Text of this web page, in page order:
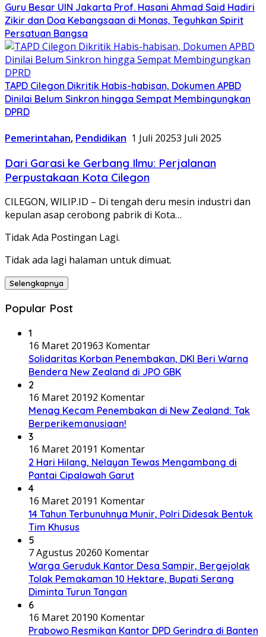
Guru Besar UIN Jakarta Prof. Hasani Ahmad Said Hadiri
Zikir dan Doa Kebangsaan di Monas, Teguhkan Spirit
Persatuan Bangsa
TAPD Cilegon Dikritik Habis-habisan, Dokumen APBD
Dinilai Belum Sinkron hingga Sempat Membingungkan
DPRD
Pemerintahan, Pendidikan 1 Juli 20253 Juli 2025
Dari Garasi ke Gerbang Ilmu: Perjalanan
Perpustakaan Kota Cilegon
CILEGON, WILIP.ID – Di tengah deru mesin industri dan
kepulan asap cerobong pabrik di Kota…
Tidak Ada Postingan Lagi.
Tidak ada lagi halaman untuk dimuat.
Selengkapnya
Popular Post
1
16 Maret 201963 Komentar
Solidaritas Korban Penembakan, DKI Beri Warna
Bendera New Zealand di JPO GBK
2
16 Maret 20192 Komentar
Menag Kecam Penembakan di New Zealand: Tak
Berperikemanusiaan!
3
16 Maret 20191 Komentar
2 Hari Hilang, Nelayan Tewas Mengambang di
Pantai Cipalawah Garut
4
16 Maret 20191 Komentar
14 Tahun Terbunuhnya Munir, Polri Didesak Bentuk
Tim Khusus
5
7 Agustus 20260 Komentar
Warga Geruduk Kantor Desa Sampir, Bergejolak
Tolak Pemakaman 10 Hektare, Bupati Serang
Diminta Turun Tangan
6
16 Maret 20190 Komentar
Prabowo Resmikan Kantor DPD Gerindra di Banten